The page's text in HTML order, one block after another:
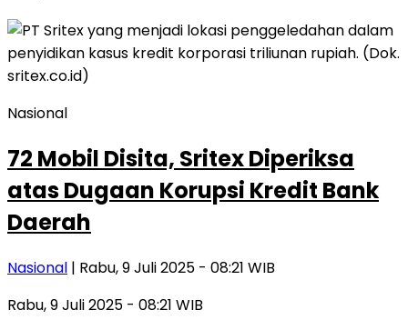
Nasional
72 Mobil Disita, Sritex Diperiksa
atas Dugaan Korupsi Kredit Bank
Daerah
Nasional | Rabu, 9 Juli 2025 - 08:21 WIB
Rabu, 9 Juli 2025 - 08:21 WIB